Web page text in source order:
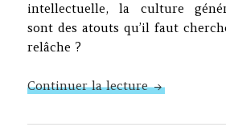
intellectuelle, la culture
sont des atouts qu’il faut
relâche ?
Continuer la lectureN°168 – Le